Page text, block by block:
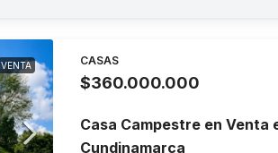
VENTA CASAS
$360.000.000
Casa Campestre en Venta
Cundinamarca